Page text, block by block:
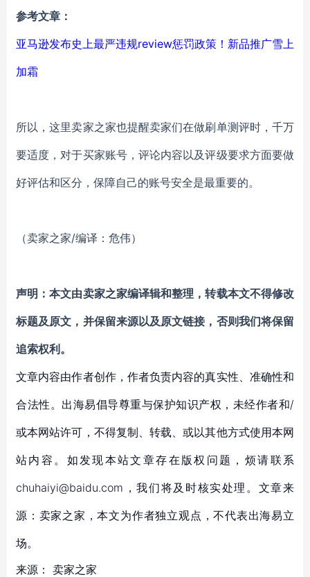
参考文章：
亚马逊发布史上最严违规review惩罚政策！新品推广雪上
加霜
所以，这里卖家之家也提醒卖家们在做刷单测评时，千万
要适度，对于买家账号，评论内容以及评级要求方面要做
好评估和区分，保障自己的账号安全是最重要的。
（卖家之家/编译：危伟）
声明：本文由卖家之家编译辑和整理，转载本文不得修改
标题及原文，并保留来源以及原文链接，否则我们将保留
追索权利。
文章内容由作者创作，作者负责内容的真实性、准确性和
合法性。出海易倡导尊重与保护知识产权，未经作者和/
或本网站许可，不得复制、转载、或以其他方式使用本网
站内容。如发现本站文章存在版权问题，烦请联系
chuhaiyi@baidu.com，我们将及时核实处理。文章来
源：卖家之家，本文为作者独立观点，不代表出海易立
场。
来源： 卖家之家